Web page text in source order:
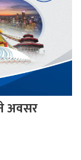
अवसर